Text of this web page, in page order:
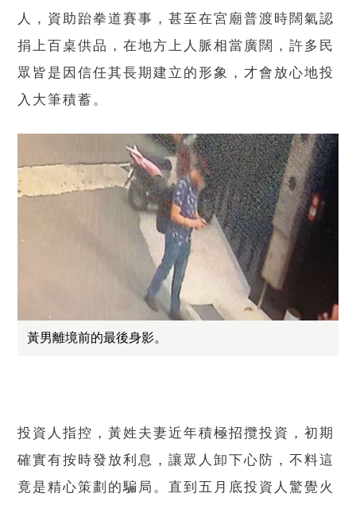
人，資助跆拳道賽事，甚至在宮廟普渡時闊氣認
捐上百桌供品，在地方上人脈相當廣闊，許多民
眾皆是因信任其長期建立的形象，才會放心地投
入大筆積蓄。
黃男離境前的最後身影。
投資人指控，黃姓夫妻近年積極招攬投資，初期
確實有按時發放利息，讓眾人卸下心防，不料這
竟是精心策劃的騙局。直到五月底投資人驚覺火